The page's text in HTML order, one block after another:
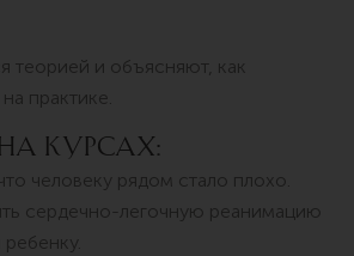
теорией и объясняют, как
практике.
КУРСАХ:
человеку рядом стало плохо.
сердечно-легочную реанимацию